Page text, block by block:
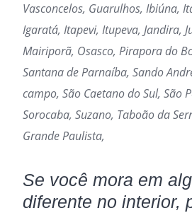
Vasconcelos, Guarulhos, Ibiúna,
Igaratá, Itapevi, Itupeva, Jandira,
Mairiporã, Osasco, Pirapora do
Santana de Parnaíba, Sando
campo, São Caetano do Sul, São
Sorocaba, Suzano, Taboão da
Grande Paulista,
Se você mora em
diferente no interior,